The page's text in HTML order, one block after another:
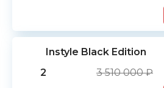
Instyle Black Edition
2
3 510 000 ₽